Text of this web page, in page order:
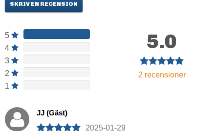
SKRIV EN RECENSION
5
4
3
2
1
5.0
2 recensioner
JJ (Gäst)
2025-01-29